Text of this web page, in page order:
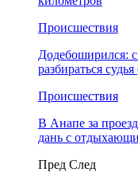
Происшествия
Додебоширился:
разбираться
Происшествия
В Анапе за
дань с
Пред След